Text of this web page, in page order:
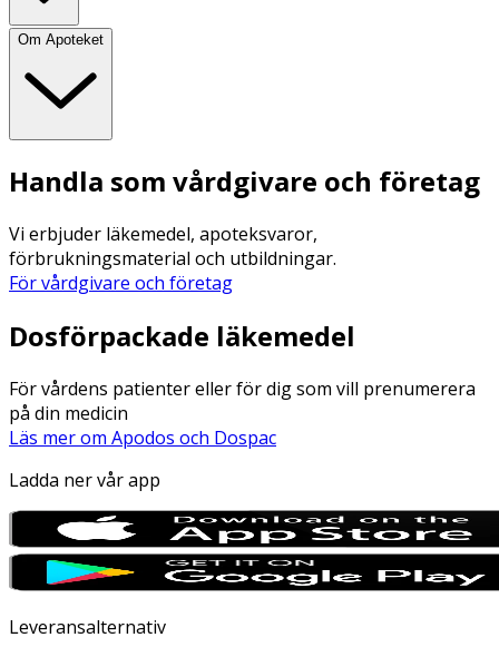
Om Apoteket
Handla som vårdgivare och företag
Vi erbjuder läkemedel, apoteksvaror,
förbrukningsmaterial och utbildningar.
För vårdgivare och företag
Dosförpackade läkemedel
För vårdens patienter eller för dig som vill prenumerera
på din medicin
Läs mer om Apodos och Dospac
Ladda ner vår app
Leveransalternativ